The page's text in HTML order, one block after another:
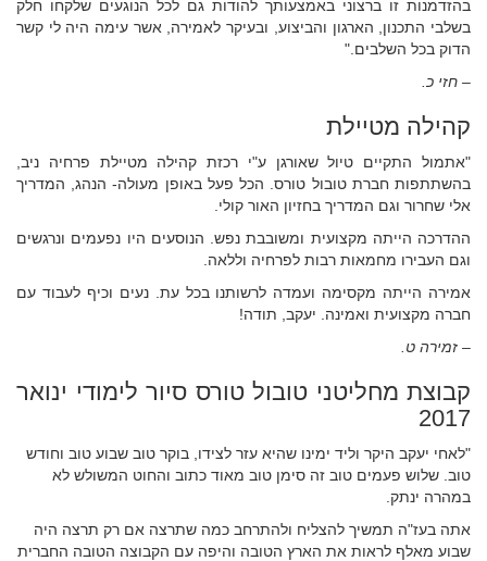
בהזדמנות זו ברצוני באמצעותך להודות גם לכל הנוגעים שלקחו חלק
בשלבי התכנון, הארגון והביצוע, ובעיקר לאמירה, אשר עימה היה לי קשר
הדוק בכל השלבים."
– חזי כ.
קהילה מטיילת
"אתמול התקיים טיול שאורגן ע"י רכזת קהילה מטיילת פרחיה ניב,
בהשתתפות חברת טובול טורס. הכל פעל באופן מעולה- הנהג, המדריך
אלי שחרור וגם המדריך בחזיון האור קולי.
ההדרכה הייתה מקצועית ומשובבת נפש. הנוסעים היו נפעמים ונרגשים
וגם העבירו מחמאות רבות לפרחיה וללאה.
אמירה הייתה מקסימה ועמדה לרשותנו בכל עת. נעים וכיף לעבוד עם
חברה מקצועית ואמינה. יעקב, תודה!
– זמירה ט.
קבוצת מחליטני טובול טורס סיור לימודי ינואר
2017
"לאחי יעקב היקר וליד ימינו שהיא עזר לצידו, בוקר טוב שבוע טוב וחודש
טוב. שלוש פעמים טוב זה סימן טוב מאוד כתוב והחוט המשולש לא
במהרה ינתק.
אתה בעז"ה תמשיך להצליח ולהתרחב כמה שתרצה אם רק תרצה היה
שבוע מאלף לראות את הארץ הטובה והיפה עם הקבוצה הטובה החברית